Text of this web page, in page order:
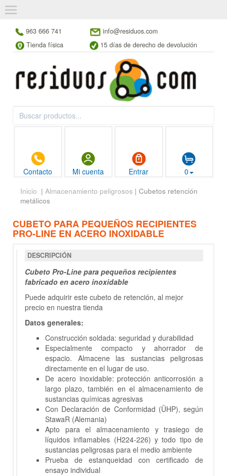
963 666 741
info@residuos.com
Tienda física
15 días de derecho de devolución
Contacto Mi cuenta Entrar 0
Inicio | Almacenamiento peligrosos | Cubetos retención
metálicos
CUBETO PARA PEQUEÑOS RECIPIENTES
PRO-LINE EN ACERO INOXIDABLE
DESCRIPCIÓN
Cubeto Pro-Line para pequeños recipientes
fabricado en acero inoxidable
Puede adquirir este cubeto de retención, al mejor
precio en nuestra tienda
Datos generales:
Construcción soldada: seguridad y durabilidad
Especialmente compacto y ahorrador de
espacio. Almacene las sustancias peligrosas
directamente en el lugar de uso.
De acero inoxidable: protección anticorrosión a
largo plazo, también en el almacenamiento de
sustancias químicas agresivas
Con Declaración de Conformidad (ÜHP), según
StawaR (Alemania)
Apto para el almacenamiento y trasiego de
líquidos inflamables (H224-226) y todo tipo de
sustancias peligrosas para el medio ambiente
Prueba de estanqueidad con certificado de
ensayo individual